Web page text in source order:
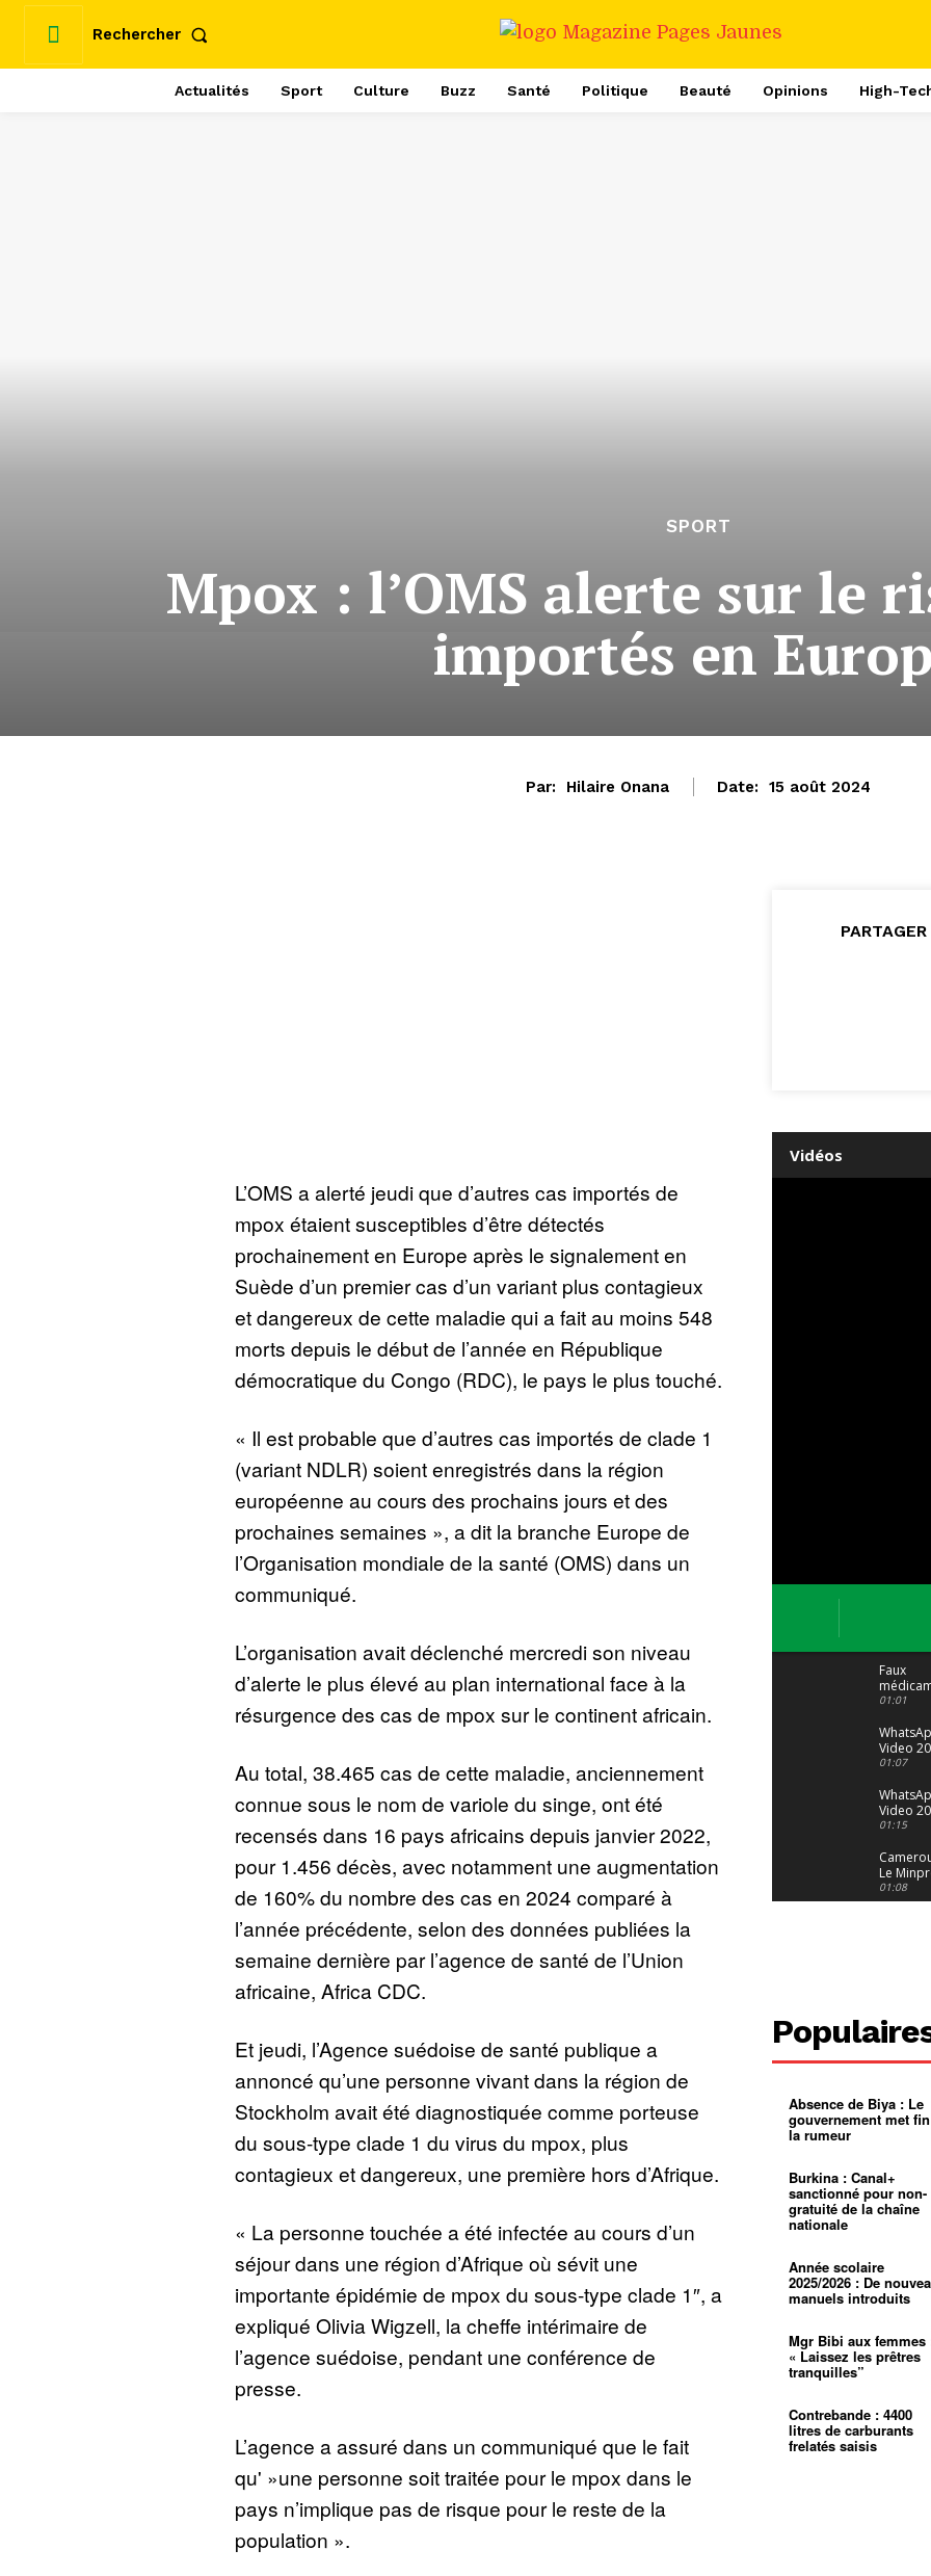
Rechercher
Actualités Sport Culture Buzz Santé Politique Beauté Opinions High-
SPORT
Mpox : l’OMS alerte sur le
importés en
Par: Hilaire Onana Date: 15 août 2024
L’OMS a alerté jeudi que d’autres cas importés de
mpox étaient susceptibles d’être détectés
prochainement en Europe après le signalement en
Suède d’un premier cas d’un variant plus contagieux
et dangereux de cette maladie qui a fait au moins 548
morts depuis le début de l’année en République
démocratique du Congo (RDC), le pays le plus touché.
« Il est probable que d’autres cas importés de clade 1
(variant NDLR) soient enregistrés dans la région
européenne au cours des prochains jours et des
prochaines semaines », a dit la branche Europe de
l’Organisation mondiale de la santé (OMS) dans un
communiqué.
L’organisation avait déclenché mercredi son niveau
d’alerte le plus élevé au plan international face à la
résurgence des cas de mpox sur le continent africain.
Au total, 38.465 cas de cette maladie, anciennement
connue sous le nom de variole du singe, ont été
recensés dans 16 pays africains depuis janvier 2022,
pour 1.456 décès, avec notamment une augmentation
de 160% du nombre des cas en 2024 comparé à
l’année précédente, selon des données publiées la
semaine dernière par l’agence de santé de l’Union
africaine, Africa CDC.
Et jeudi, l’Agence suédoise de santé publique a
annoncé qu’une personne vivant dans la région de
Stockholm avait été diagnostiquée comme porteuse
du sous-type clade 1 du virus du mpox, plus
contagieux et dangereux, une première hors d’Afrique.
« La personne touchée a été infectée au cours d’un
séjour dans une région d’Afrique où sévit une
importante épidémie de mpox du sous-type clade 1″, a
expliqué Olivia Wigzell, la cheffe intérimaire de
l’agence suédoise, pendant une conférence de
presse.
L’agence a assuré dans un communiqué que le fait
qu' »une personne soit traitée pour le mpox dans le
pays n’implique pas de risque pour le reste de la
population ».
PARTAGER
Vidéos
Faux
: Le trafic
malgré
01:01
Video
04 at 15
01:07
Video
29 at 12
01:15
Le
alerte
dérives
01:08
grandes
pluies
Échec au
Le père
pasteur
L’État
d’or
Croyance
religieuse
Entre
bricolage
mentale
01:12
mettra-t-
au
Absence de Biya : Le
gouvernement met
la rumeur
Burkina : Canal+
sanctionné pour non-
gratuité de la chaîne
nationale
Année scolaire
2025/2026 : De
manuels introduits
Mgr Bibi aux femmes
« Laissez les prêtres
tranquilles”
Contrebande : 4400
litres de carburants
frelatés saisis